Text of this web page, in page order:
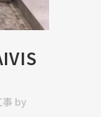
事 by